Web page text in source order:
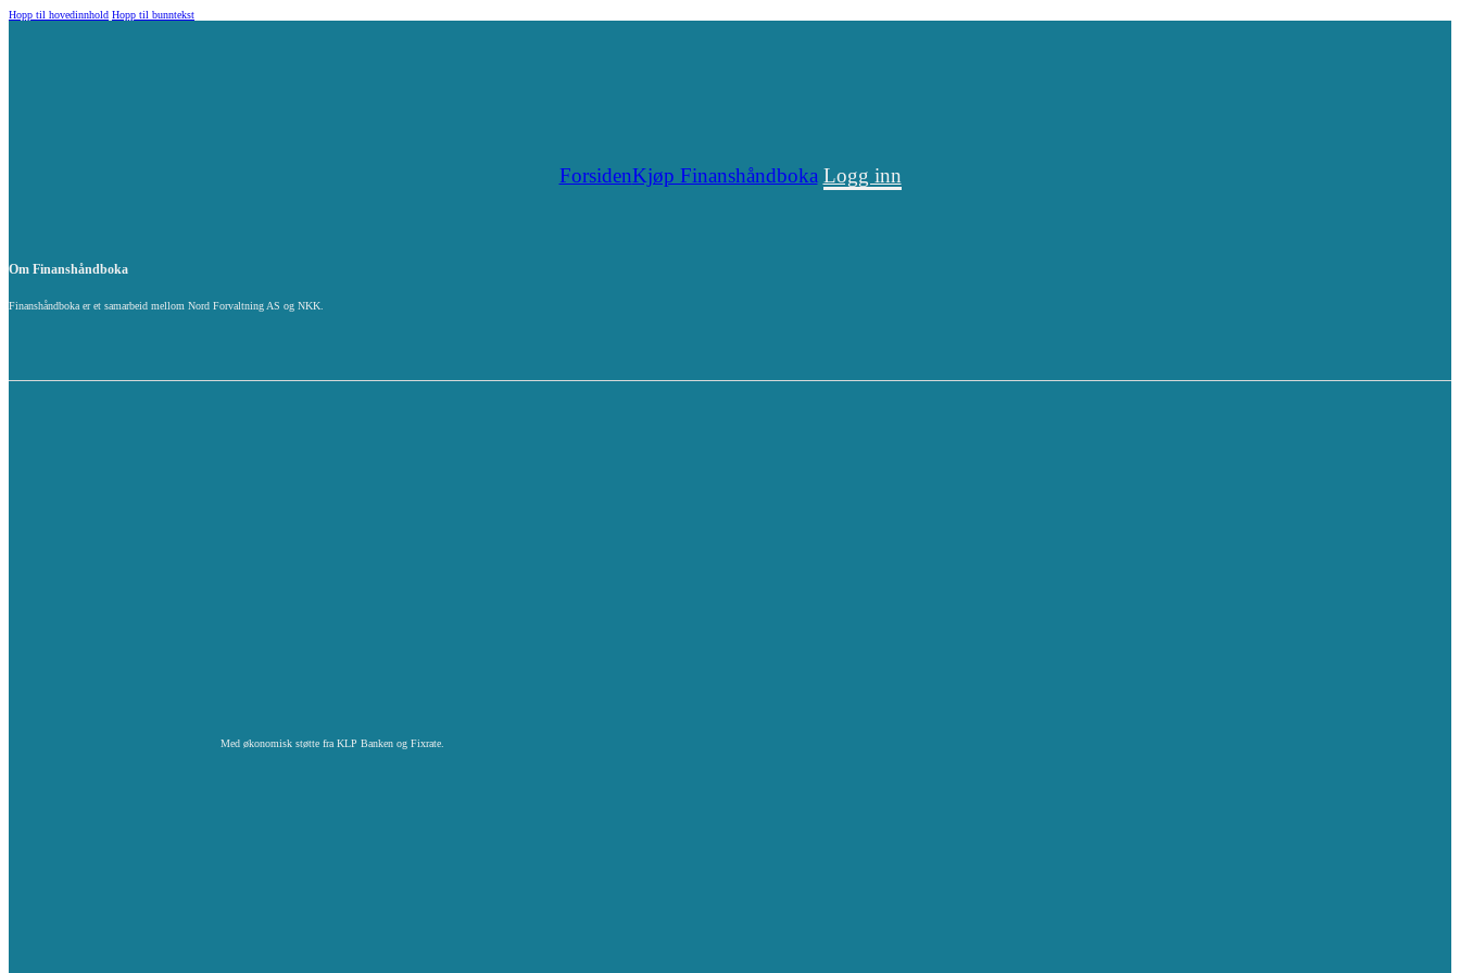
Hopp til hovedinnhold Hopp til bunntekst
ForsidenKjøp Finanshåndboka Logg inn
Om Finanshåndboka
Finanshåndboka er et samarbeid mellom Nord Forvaltning AS og NKK.
Med økonomisk støtte fra KLP Banken og Fixrate.